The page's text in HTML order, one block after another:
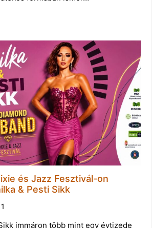
és Jazz Fesztivál-on
& Pesti Sikk
immáron több mint egy évtizede